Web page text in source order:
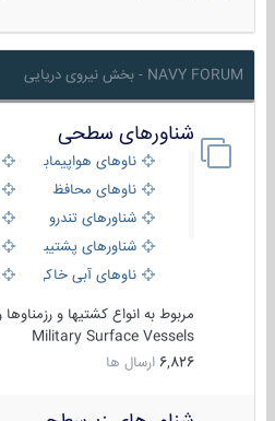
NAVY FORUM - بخش نیروی دریایی
شناورهای سطحی
ناوهای هواپیمابر و بالگرد
ناوهای محافظ
شناورهای تندرو
شناورهای پشتیبانی
ناوهای آبی خاکی و نیروبر
مربوط به انواع کشتیها و رزمناوها و
Military Surface Vessels
6,826 ارسال ها